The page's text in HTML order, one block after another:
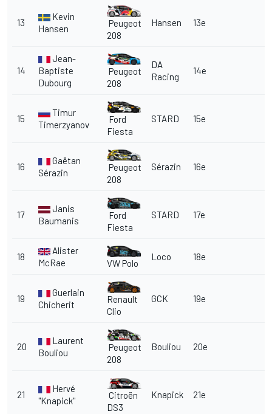
13
Kevin
Hansen
Peugeot
208
Hansen 13e
14
Jean-
Baptiste
Dubourg
Peugeot
208
DA
Racing
14e
15
Timur
Timerzyanov
Ford
Fiesta
STARD 15e
16
Gaëtan
Sérazin
Peugeot
208
Sérazin 16e
17
Janis
Baumanis
Ford
Fiesta
STARD 17e
18
Alister
McRae
VW Polo
Loco 18e
19
Guerlain
Chicherit
Renault
Clio
GCK 19e
20
Laurent
Bouliou
Peugeot
208
Bouliou 20e
21
Hervé
"Knapick"
Citroën
DS3
Knapick 21e